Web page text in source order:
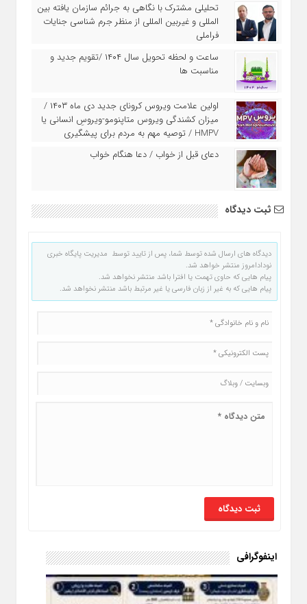
تحلیلی مشترک با نگاهی به جرائم سازمان‌ یافته بین‌
المللی و غیربین‌ المللی از منظر جرم‌ شناسی جنایات
فراملی
ساعت و لحظه تحویل سال ۱۴۰۴ /تقویم جدید و
مناسبت ها
اولین علامت ویروس کرونای جدید دی ماه ۱۴۰۳ /
میزان کشندگی ویروس متاپنومو-ویروسِ انسانی یا
HMPV / توصیه مهم به مردم برای پیشگیری
دعای قبل از خواب / دعا هنگام خواب
ثبت دیدگاه
دیدگاه های ارسال شده توسط شما، پس از تایید توسط مدیریت پایگاه خبری
نودادامروز منتشر خواهد شد.
پیام هایی که حاوی تهمت یا افترا باشد منتشر نخواهد شد.
پیام هایی که به غیر از زبان فارسی یا غیر مرتبط باشد منتشر نخواهد شد.
اینفوگرافی